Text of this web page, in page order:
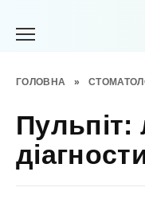
ГОЛОВНА »
Пульпіт: